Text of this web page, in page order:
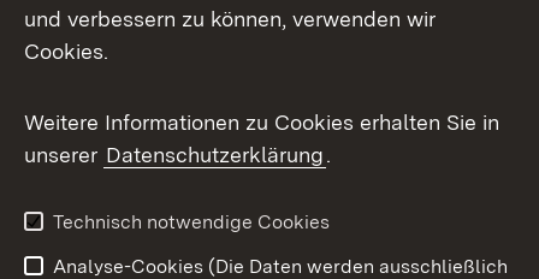
und verbessern zu können, verwenden wir
Cookies.
Weitere Informationen zu Cookies erhalten Sie in
unserer Datenschutzerklärung.
Technisch notwendige Cookies
Analyse-Cookies (Die Daten werden ausschließlich